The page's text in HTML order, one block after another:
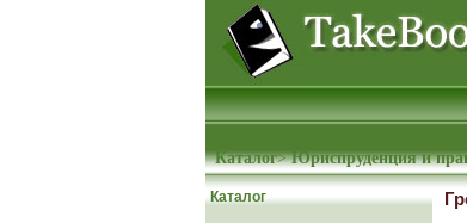
Каталог>Юриспруденция и
Каталог